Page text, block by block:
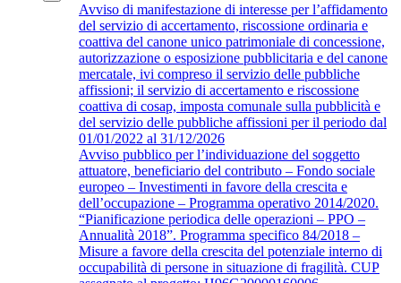
Avviso di manifestazione di interesse per l’affidamento
del servizio di accertamento, riscossione ordinaria e
coattiva del canone unico patrimoniale di concessione,
autorizzazione o esposizione pubblicitaria e del canone
mercatale, ivi compreso il servizio delle pubbliche
affissioni; il servizio di accertamento e riscossione
coattiva di cosap, imposta comunale sulla pubblicità e
del servizio delle pubbliche affissioni per il periodo dal
01/01/2022 al 31/12/2026
Avviso pubblico per l’individuazione del soggetto
attuatore, beneficiario del contributo – Fondo sociale
europeo – Investimenti in favore della crescita e
dell’occupazione – Programma operativo 2014/2020.
“Pianificazione periodica delle operazioni – PPO –
Annualità 2018”. Programma specifico 84/2018 –
Misure a favore della crescita del potenziale interno di
occupabilità di persone in situazione di fragilità. CUP